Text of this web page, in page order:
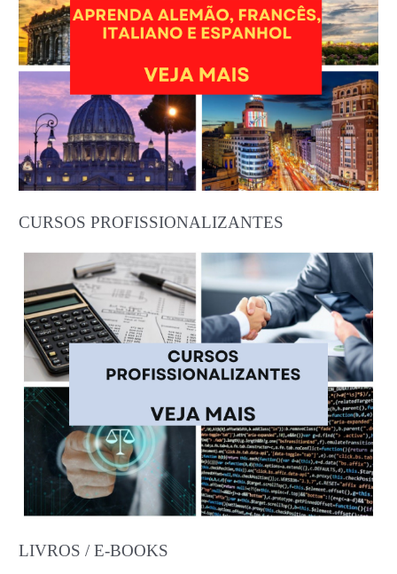
CURSOS PROFISSIONALIZANTES
LIVROS / E-BOOKS